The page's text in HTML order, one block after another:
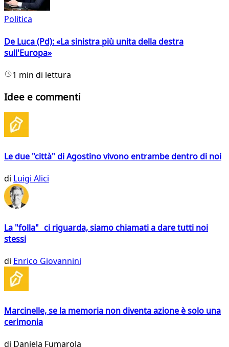
Politica
De Luca (Pd): «La sinistra più unita della destra
sull'Europa»
1 min di lettura
Idee e commenti
Le due "città" di Agostino vivono entrambe dentro di noi
di Luigi Alici
La "folla" ci riguarda, siamo chiamati a dare tutti noi
stessi
di Enrico Giovannini
Marcinelle, se la memoria non diventa azione è solo una
cerimonia
di Daniela Fumarola